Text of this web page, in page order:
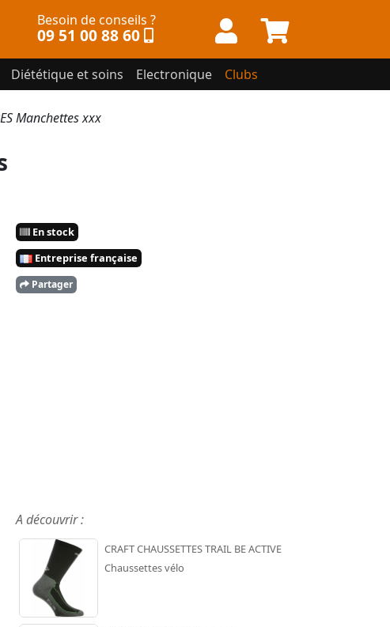
Besoin de conseils ?
09 51 00 88 60
Diététique et soins Electronique Clubs
Manchettes xxx
En stock
Entreprise française
Partager
A découvrir :
CRAFT CHAUSSETTES TRAIL BE ACTIVE
Chaussettes vélo